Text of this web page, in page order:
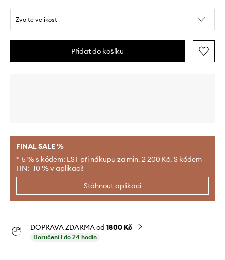
Zvolte velikost
Přidat do košíku
FINAL SALE %
*-5 % s kódem: LST při nákupu za min. 2 200 Kč. S kódem
FIN: -10 % v aplikaci!
Stáhnout aplikaci
DOPRAVA ZDARMA od 1800 Kč
Doručení i do 24 hodin